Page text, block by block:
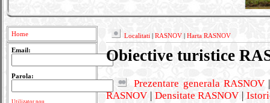
Home
Email:
Parola:
Utilizator nou
Localitati RASNOV Harta RASNOV
Obiective turistice
Prezentare generala RASNOV
RASNOV | Densitate RASNOV |